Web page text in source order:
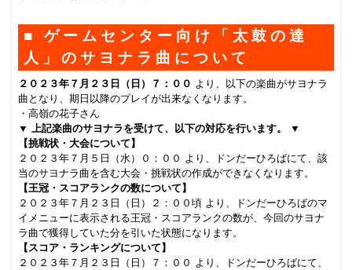
■ ゲームセンター向け「太鼓の達
人」のサヨナラ曲について
２０２３年７月２３日（日）７：００ より、以下の楽曲がサヨナラ
曲となり、期日以降のプレイが出来なくなります。
・高嶺の花子さん
▼ 上記楽曲のサヨナラを受けて、以下の対応を行います。 ▼
【挑戦状・大会について】
２０２３年７月５日（水）０：００ より、ドンだーひろばにて、該
当のサヨナラ曲を含む大会・挑戦状の作成ができなくなります。
【王冠・スコアランクの数について】
２０２３年７月２３日（日）２：００頃 より、ドンだーひろばのマ
イメニューに表示される王冠・スコアランクの数が、今回のサヨナ
ラ曲で獲得していた分を引いた状態になります。
【スコア・ランキングについて】
２０２３年７月２３日（日）７：００ より、ドンだーひろばにて、